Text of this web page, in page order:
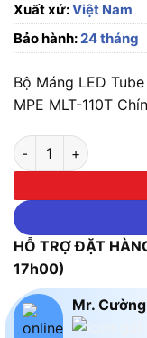
Xuất xứ:Việt Nam
Bảo hành:24 tháng
Bộ Máng LED
MPE MLT-110T
Bộ Máng LED Tube
HỖ TRỢ ĐẶT
17h00)
Mr. Cường